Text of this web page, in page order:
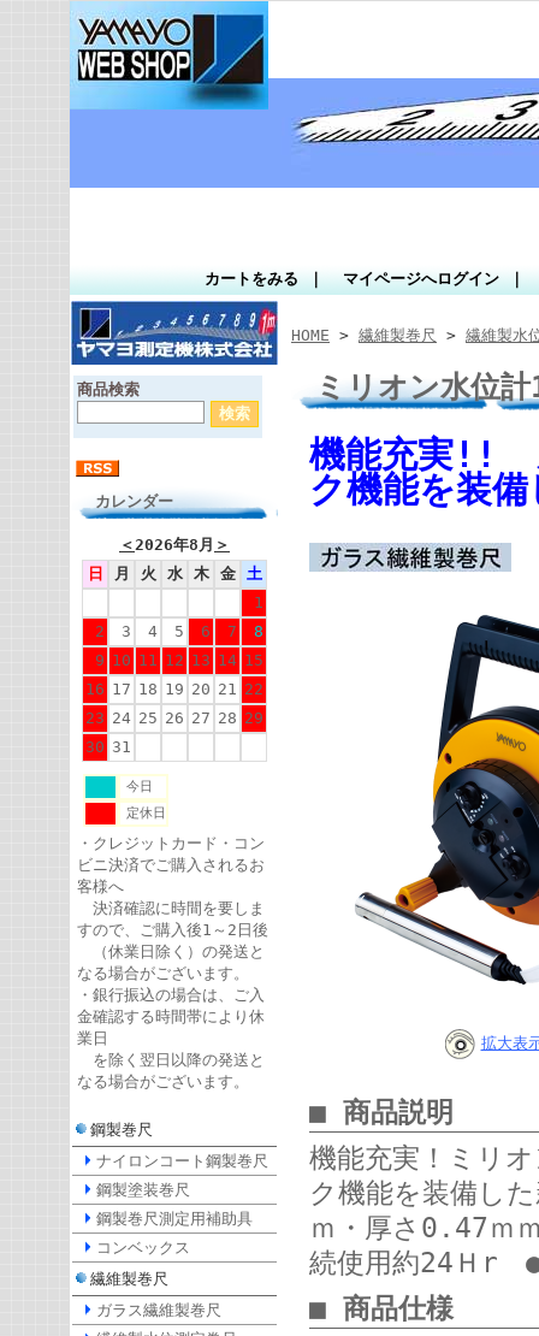
カートをみる マイページへログイン
商品検索
カレンダー
＜2026年8月 ＞
日
月 火 水 木 金
土
1
2
3 4 5 6 7
8
9 10 11 12 13 14 15
16 17 18 19 20 21 22
23 24 25 26 27 28 29
30 31
今日
定休日
・クレジットカード・コン
ビニ決済でご購入されるお
客様へ
決済確認に時間を要しま
すので、ご購入後1～2日後
（休業日除く）の発送と
なる場合がございます。
・銀行振込の場合は、ご入
金確認する時間帯により休
業日
を除く翌日以降の発送と
なる場合がございます。
鋼製巻尺
ナイロンコート鋼製巻尺
鋼製塗装巻尺
鋼製巻尺測定用補助具
コンベックス
繊維製巻尺
ガラス繊維製巻尺
HOME > 繊維製巻尺 > 繊維製水
ミリオン水位
機能充実!!
ク機能を装
拡大表
■ 商品説明
機能充実！ミリ
ク機能を装備し
ｍ・厚さ0.47ｍ
続使用約24Ｈr ●
■ 商品仕様